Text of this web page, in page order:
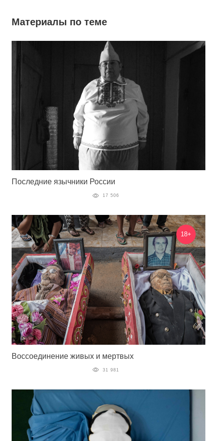
Материалы по теме
Последние язычники России
17 506
18+
Воссоединение живых и мертвых
31 981